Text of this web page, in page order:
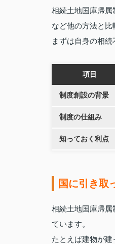
相続土地国庫帰
など他の方法と比
まずは自身の相
項目
制度創設の背景
制度の仕組み
知っておく利点
国に引き取
相続土地国庫帰
ています。
たとえば建物が